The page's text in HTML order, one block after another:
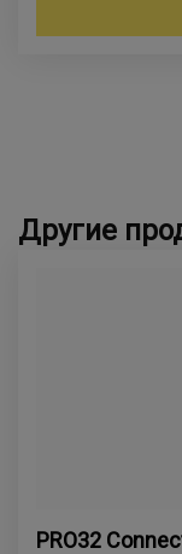
Другие
PRO32